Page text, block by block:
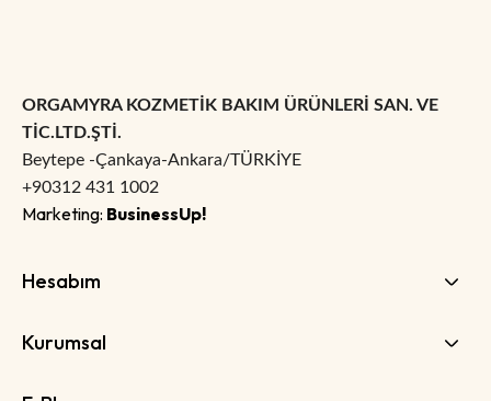
ORGAMYRA KOZMETİK BAKIM ÜRÜNLERİ SAN. VE
TİC.LTD.ŞTİ.
Beytepe -Çankaya-Ankara/TÜRKİYE
+90312 431 1002
Marketing: BusinessUp!
Hesabım
Kurumsal